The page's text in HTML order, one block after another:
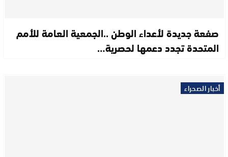
صفعة جديدة لأعداء الوطن ..الجمعية العامة للأمم
المتحدة تجدد دعمها لحصرية…
أخبار الصحراء